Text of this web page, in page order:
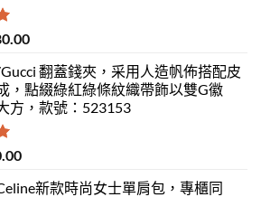
翻蓋錢夾，采用人造帆佈搭配皮
，點綴綠紅綠條紋織帶飾以雙G徽
方，款號：523153
新款時尚女士單肩包，專櫃同